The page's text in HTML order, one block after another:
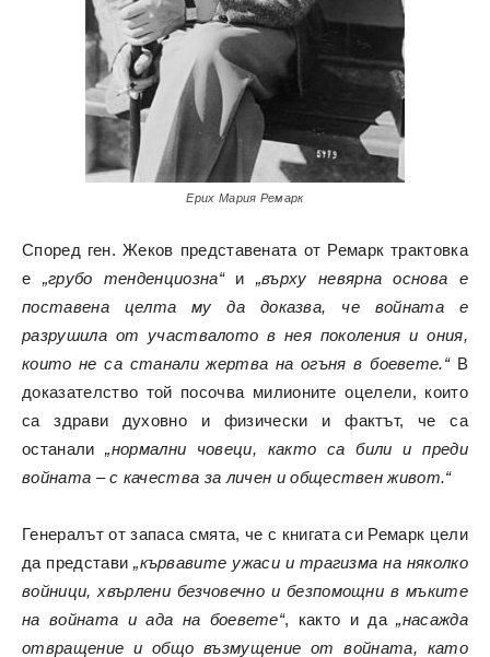
Ерих Мария Ремарк
Според ген. Жеков представената от Ремарк трактовка
е „грубо тенденциозна“ и „върху невярна основа е
поставена целта му да доказва, че войната е
разрушила от участвалото в нея поколения и ония,
които не са станали жертва на огъня в боевете.“ В
доказателство той посочва милионите оцелели, които
са здрави духовно и физически и фактът, че са
останали„нормални човеци, както са били и преди
войната – с качества за личен и обществен живот.“
Генералът от запаса смята, че с книгата си Ремарк цели
да представи„кървавите ужаси и трагизма на няколко
войници, хвърлени безчовечно и безпомощни в мъките
на войната и ада на боевете“, както и да„насажда
отвращение и общо възмущение от войната, като